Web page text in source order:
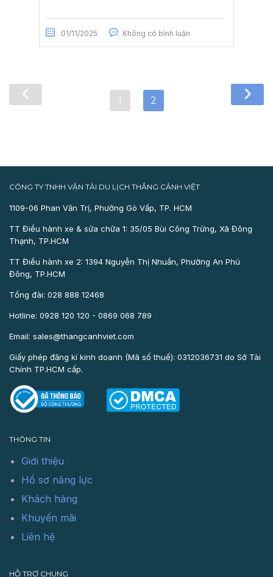
01/11/2025 Không có bình luận
1 2
CÔNG TY TNHH VẬN TẢI DU LỊCH THẮNG CẢNH VIỆT
1109-06 Phan Văn Trị, Phường Gò Vấp, TP. HCM
TT Điều hành xe & sửa chữa 1: 35/05 Bùi Công Trừng, Xã Đông
Thạnh, TP.HCM
TT Điều hành xe 2: 1394 Nguyễn Thị Nhuần, Phường An Phú
Đông, TP.HCM
Tổng đài: 028 888 12468
Hotline: 0928 120 120 - 0869 068 789
Email: sales@thangcanhviet.com
Giấy phép đăng kí kinh doanh (Mã số thuế): 0312036731 do Sở Tài
Chính TP.HCM cấp.
THÔNG TIN
Giới thiệu
Hồ sơ năng lực
Khách hàng
Khuyến mãi
Liên hệ
HỖ TRỢ CHUNG